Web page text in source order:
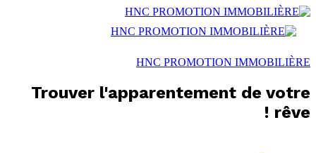
HNC PROMOTION IMMOBILIÈRE
Trouver l'apparentement de votre
rêve !